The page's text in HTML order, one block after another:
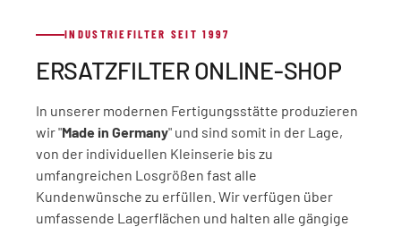
INDUSTRIEFILTER SEIT 1997
ERSATZFILTER ONLINE-SHOP
In unserer modernen Fertigungsstätte produzieren
wir "Made in Germany" und sind somit in der Lage,
von der individuellen Kleinserie bis zu
umfangreichen Losgrößen fast alle
Kundenwünsche zu erfüllen. Wir verfügen über
umfassende Lagerflächen und halten alle gängige